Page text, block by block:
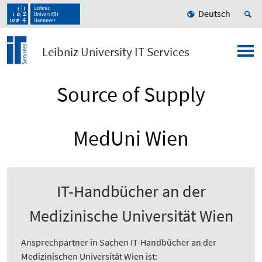
Deutsch
Leibniz University IT Services
Source of Supply
MedUni Wien
IT-Handbücher an der
Medizinische Universität Wien
Ansprechpartner in Sachen IT-Handbücher an der
Medizinischen Universität Wien ist: